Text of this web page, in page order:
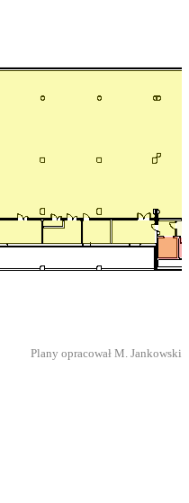
Plany opracował M. Jankowski